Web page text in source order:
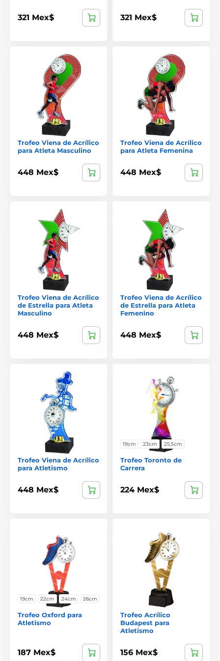
321 Mex$ 321 Mex$
Trofeo Viena de Acrílico
para Atleta Masculino
448 Mex$
Trofeo Viena de Acrílico
para Atleta Femenina
448 Mex$
Trofeo Viena de Acrílico
de Estrella para Atleta
Masculino
448 Mex$
Trofeo Viena de Acrílico
de Estrella para Atleta
Femenino
448 Mex$
Trofeo Viena de Acrílico
para Atletismo
448 Mex$
19cm 23cm 25,5cm
Trofeo Toronto de
Carrera
224 Mex$
19cm 22cm 24cm 26cm
Trofeo Oxford para
Atletismo
187 Mex$
Trofeo Acrílico
Budapest para
Atletismo
156 Mex$